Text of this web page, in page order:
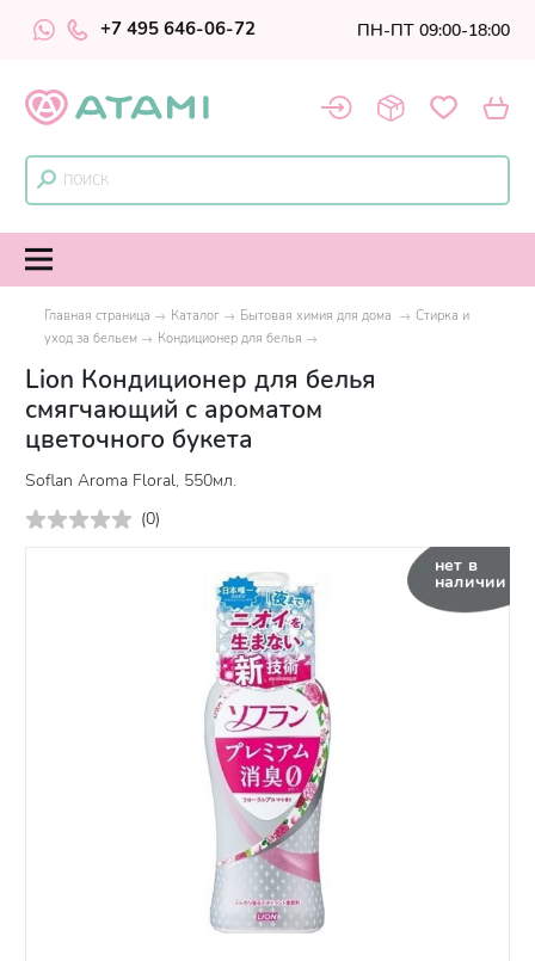
+7 495 646-06-72 ПН-ПТ 09:00-18:00
Главная страница Каталог Бытовая химия для дома
Стирка и
уход за бельем
Кондиционер для белья
Lion Кондиционер для белья
смягчающий с ароматом
цветочного букета
Soflan Aroma Floral, 550мл.
(0)
нет в
наличии